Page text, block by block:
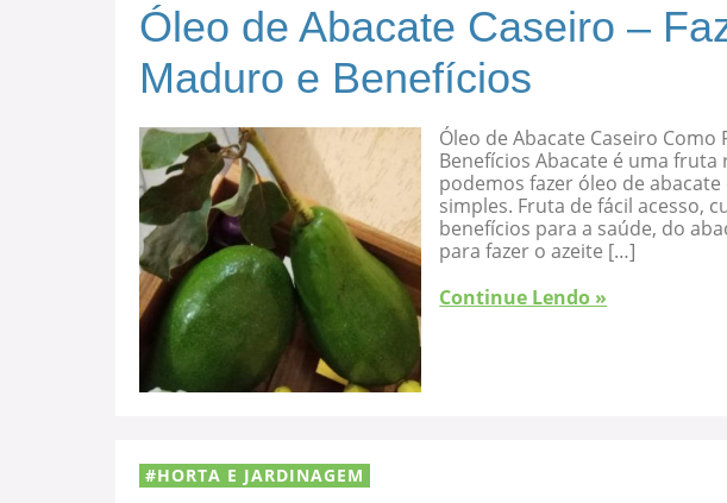
Óleo de Abacate Caseiro –
Maduro e Benefícios
Óleo de Abacate Caseiro
Benefícios Abacate é uma
podemos fazer óleo de
simples. Fruta de fácil acesso,
benefícios para a saúde, do
para fazer o azeite […]
Continue Lendo »
HORTA E JARDINAGEM